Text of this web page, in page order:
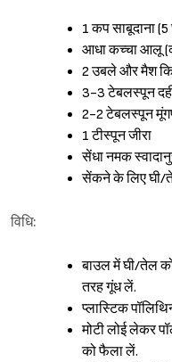
1 कप साबूदाना
आधा कच्चा आलू
2 उबले और मैश
3-3 टेबलस्पून
2-2 टेबलस्पून
1 टीस्पून जीरा
सेंधा नमक
सेंकने के लिए घी/
विधि:
बाउल में घी/तेल
तरह गूंध लें.
प्लास्टिक
मोटी लोई लेकर
को फैला लें.